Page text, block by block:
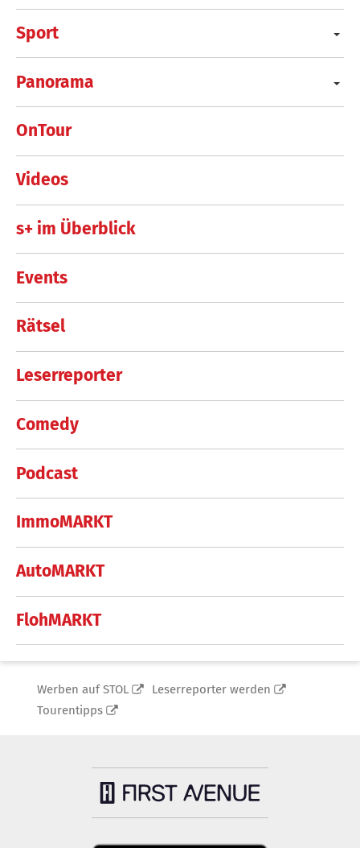
Sport
Panorama
OnTour
Videos
s+ im Überblick
Events
Rätsel
Leserreporter
Comedy
Podcast
ImmoMARKT
AutoMARKT
FlohMARKT
Werben auf STOL
Leserreporter werden
Tourentipps